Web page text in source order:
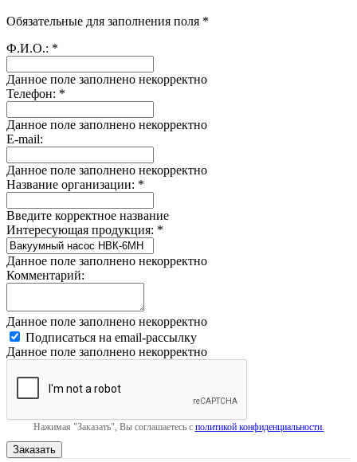
Обязательные для заполнения поля *
Ф.И.О.: *
Данное поле заполнено некорректно
Телефон: *
Данное поле заполнено некорректно
E-mail:
Данное поле заполнено некорректно
Название организации: *
Введите корректное название
Интересующая продукция: *
Данное поле заполнено некорректно
Комментарий:
Данное поле заполнено некорректно
Подписаться на email-рассылку
Данное поле заполнено некорректно
Нажимая "Заказать", Вы соглашаетесь с политикой конфиденциальности.